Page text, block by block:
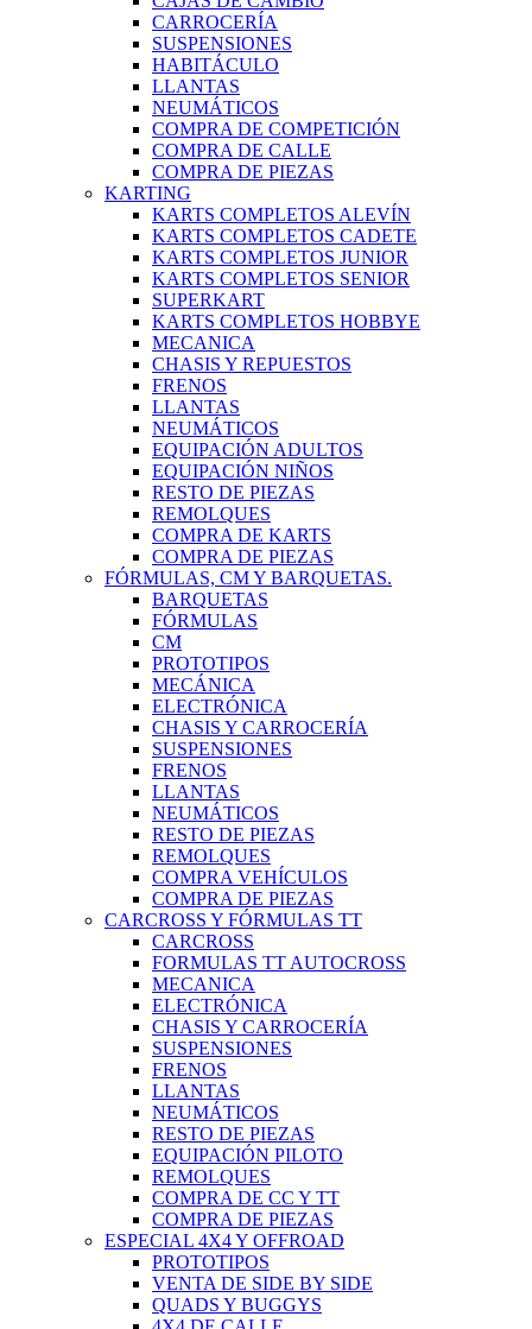
CARROCERÍA
SUSPENSIONES
HABITÁCULO
LLANTAS
NEUMÁTICOS
COMPRA DE COMPETICIÓN
COMPRA DE CALLE
COMPRA DE PIEZAS
KARTING
KARTS COMPLETOS ALEVÍN
KARTS COMPLETOS CADETE
KARTS COMPLETOS JUNIOR
KARTS COMPLETOS SENIOR
SUPERKART
KARTS COMPLETOS HOBBYE
MECANICA
CHASIS Y REPUESTOS
FRENOS
LLANTAS
NEUMÁTICOS
EQUIPACIÓN ADULTOS
EQUIPACIÓN NIÑOS
RESTO DE PIEZAS
REMOLQUES
COMPRA DE KARTS
COMPRA DE PIEZAS
FÓRMULAS, CM Y BARQUETAS.
BARQUETAS
FÓRMULAS
CM
PROTOTIPOS
MECÁNICA
ELECTRÓNICA
CHASIS Y CARROCERÍA
SUSPENSIONES
FRENOS
LLANTAS
NEUMÁTICOS
RESTO DE PIEZAS
REMOLQUES
COMPRA VEHÍCULOS
COMPRA DE PIEZAS
CARCROSS Y FÓRMULAS TT
CARCROSS
FORMULAS TT AUTOCROSS
MECANICA
ELECTRÓNICA
CHASIS Y CARROCERÍA
SUSPENSIONES
FRENOS
LLANTAS
NEUMÁTICOS
RESTO DE PIEZAS
EQUIPACIÓN PILOTO
REMOLQUES
COMPRA DE CC Y TT
COMPRA DE PIEZAS
ESPECIAL 4X4 Y OFFROAD
PROTOTIPOS
VENTA DE SIDE BY SIDE
QUADS Y BUGGYS